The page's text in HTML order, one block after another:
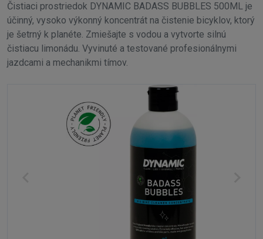
Čistiaci prostriedok DYNAMIC BADASS BUBBLES 500ML je
účinný, vysoko výkonný koncentrát na čistenie bicyklov, ktorý
je šetrný k planéte. Zmiešajte s vodou a vytvorte silnú
čistiacu limonádu. Vyvinuté a testované profesionálnymi
jazdcami a mechanikmi tímov.